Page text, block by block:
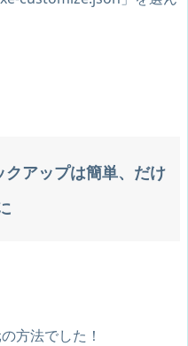
アップは簡単、だけ
方法でした！